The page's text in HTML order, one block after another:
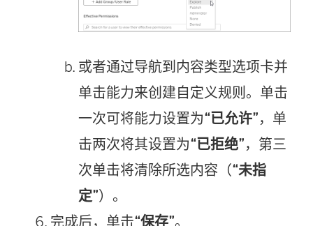
或者通过导航到内容类型选项卡并
单击能力来创建自定义规则。单击
一次可将能力设置为“已允许”，单
击两次将其设置为“已拒绝”，第三
次单击将清除所选内容（“未指
定”）。
完成后，单击“保存”。